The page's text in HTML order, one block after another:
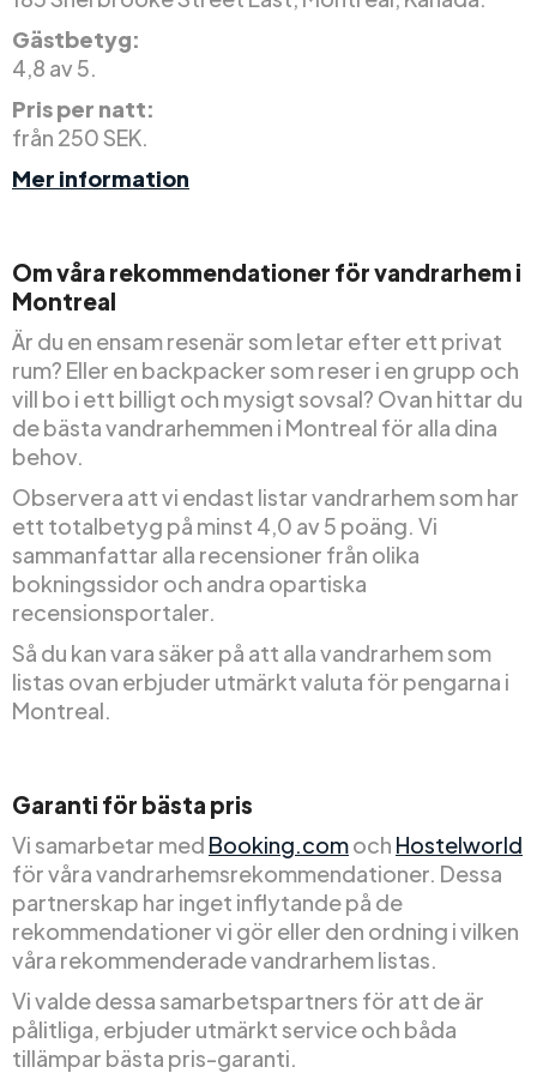
Gästbetyg:
4,8 av 5.
Pris per natt:
från 250 SEK.
Mer information
Om våra rekommendationer för vandrarhem i
Montreal
Är du en ensam resenär som letar efter ett privat
rum? Eller en backpacker som reser i en grupp och
vill bo i ett billigt och mysigt sovsal? Ovan hittar du
de bästa vandrarhemmen i Montreal för alla dina
behov.
Observera att vi endast listar vandrarhem som har
ett totalbetyg på minst 4,0 av 5 poäng. Vi
sammanfattar alla recensioner från olika
bokningssidor och andra opartiska
recensionsportaler.
Så du kan vara säker på att alla vandrarhem som
listas ovan erbjuder utmärkt valuta för pengarna i
Montreal.
Garanti för bästa pris
Vi samarbetar med Booking.comoch Hostelworld
för våra vandrarhemsrekommendationer. Dessa
partnerskap har inget inflytande på de
rekommendationer vi gör eller den ordning i vilken
våra rekommenderade vandrarhem listas.
Vi valde dessa samarbetspartners för att de är
pålitliga, erbjuder utmärkt service och båda
tillämpar bästa pris-garanti.